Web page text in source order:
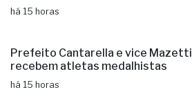
há 15 horas
Prefeito Cantarella e vice Mazetti
recebem atletas medalhistas
há 15 horas